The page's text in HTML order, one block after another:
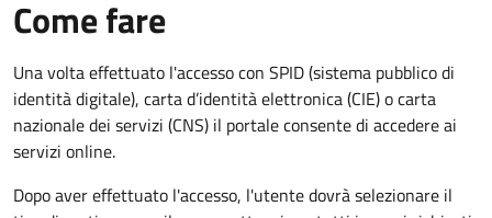
Come fare
Una volta effettuato l'accesso con SPID (sistema pubblico di
identità digitale), carta d’identità elettronica (CIE) o carta
nazionale dei servizi (CNS) il portale consente di accedere ai
servizi online.
Dopo aver effettuato l'accesso, l'utente dovrà selezionare il